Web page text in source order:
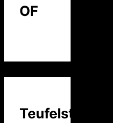
OF
Teufelstalk